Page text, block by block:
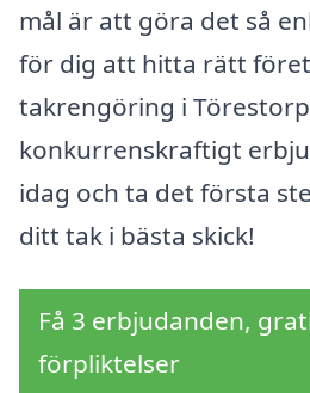
mål är att göra det så
för dig att hitta rätt
takrengöring i
konkurrenskraftigt
idag och ta det första
ditt tak i bästa skick!
Få 3 erbjudanden,
förpliktelser